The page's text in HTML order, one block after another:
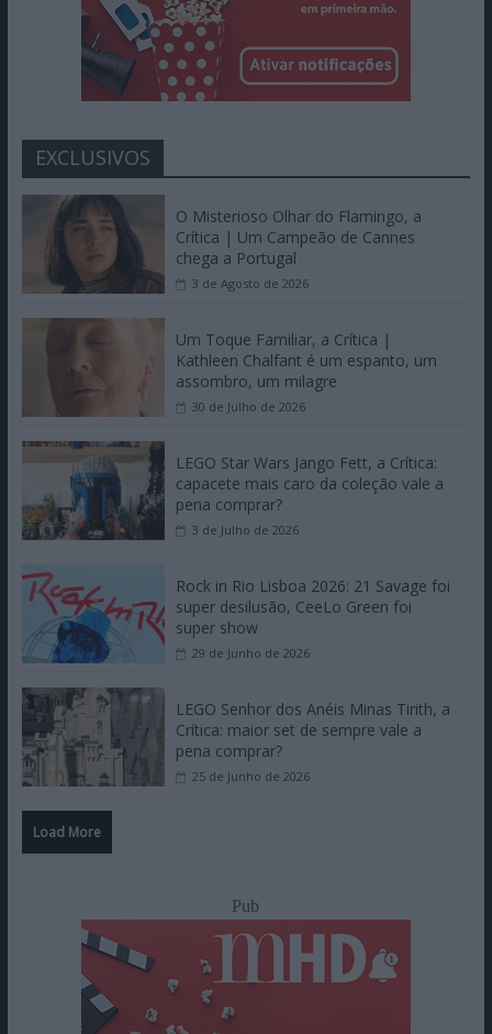
EXCLUSIVOS
O Misterioso Olhar do Flamingo, a
Crítica | Um Campeão de Cannes
chega a Portugal
3 de Agosto de 2026
Um Toque Familiar, a Crítica |
Kathleen Chalfant é um espanto, um
assombro, um milagre
30 de Julho de 2026
LEGO Star Wars Jango Fett, a Crítica:
capacete mais caro da coleção vale a
pena comprar?
3 de Julho de 2026
Rock in Rio Lisboa 2026: 21 Savage foi
super desilusão, CeeLo Green foi
super show
29 de Junho de 2026
LEGO Senhor dos Anéis Minas Tirith, a
Crítica: maior set de sempre vale a
pena comprar?
25 de Junho de 2026
Load More
Pub